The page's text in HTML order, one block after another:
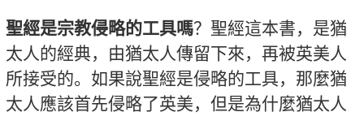
聖經是宗教侵略的工具嗎？ 聖經這本書，是猶
太人的經典，由猶太人傳留下來，再被英美人
所接受的。如果說聖經是侵略的工具，那麼猶
太人應該首先侵略了英美，但是為什麼猶太人